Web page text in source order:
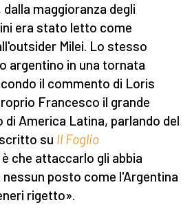
maggioranza degli
era stato letto come
Milei. Lo stesso
argentino in una tornata
il commento di Loris
Francesco il grande
America Latina, parlando del
su Il Foglio
che attaccarlo gli abbia
posto come l'Argentina
rigetto».